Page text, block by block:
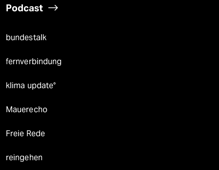
Podcast
bundestalk
fernverbindung
klima update°
Mauerecho
Freie Rede
reingehen